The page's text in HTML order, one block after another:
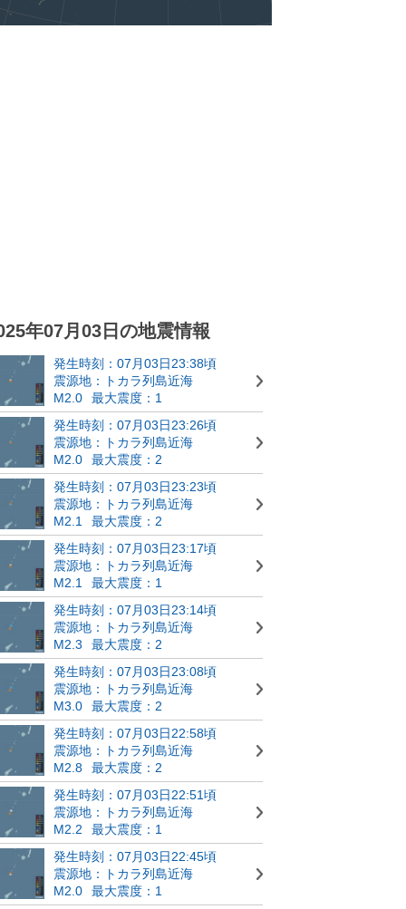
年07月03日の地震情報
発生時刻：07月03日23:38頃
震源地：トカラ列島近海
M2.0
最大震度：1
発生時刻：07月03日23:26頃
震源地：トカラ列島近海
M2.0
最大震度：2
発生時刻：07月03日23:23頃
震源地：トカラ列島近海
M2.1
最大震度：2
発生時刻：07月03日23:17頃
震源地：トカラ列島近海
M2.1
最大震度：1
発生時刻：07月03日23:14頃
震源地：トカラ列島近海
M2.3
最大震度：2
発生時刻：07月03日23:08頃
震源地：トカラ列島近海
M3.0
最大震度：2
発生時刻：07月03日22:58頃
震源地：トカラ列島近海
M2.8
最大震度：2
発生時刻：07月03日22:51頃
震源地：トカラ列島近海
M2.2
最大震度：1
発生時刻：07月03日22:45頃
震源地：トカラ列島近海
M2.0
最大震度：1